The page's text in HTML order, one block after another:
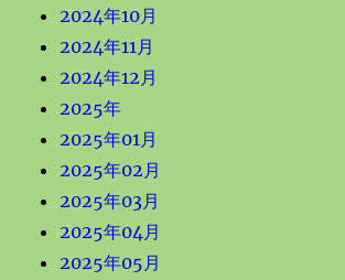
2024年10月
2024年11月
2024年12月
2025年
2025年01月
2025年02月
2025年03月
2025年04月
2025年05月